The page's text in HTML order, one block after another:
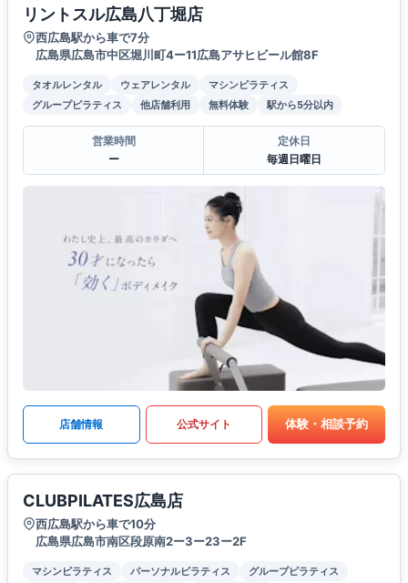
リントスル広島八丁堀店
西広島駅から車で7分
広島県広島市中区堀川町4ー11広島アサヒビール館8F
タオルレンタル ウェアレンタル
マシンピラティス
グループピラティス
他店舗利用 無料体験 駅から5分以内
営業時間
ー
定休日
毎週日曜日
店舗情報 公式サイト 体験・相談予約
CLUBPILATES広島店
西広島駅から車で10分
広島県広島市南区段原南2ー3ー23ー2F
マシンピラティス パーソナルピラティス
グループピラティス